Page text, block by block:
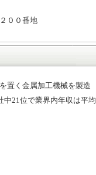
００番地
置く金属加工機械を製造
中21位で業界内年収は平均